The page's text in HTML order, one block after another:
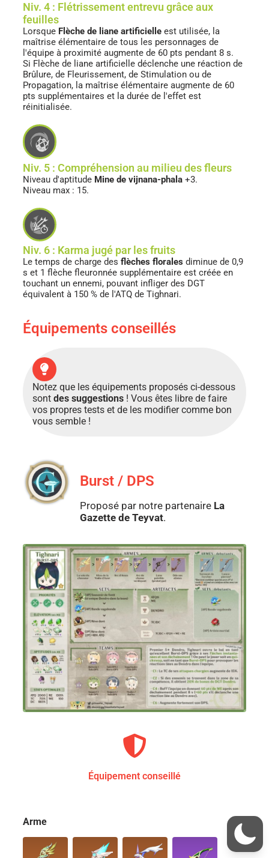
Niv. 4 : Flétrissement entrevu grâce aux
feuilles
Lorsque Flèche de liane artificielle est utilisée, la
maîtrise élémentaire de tous les personnages de
l'équipe à proximité augmente de 60 pts pendant 8 s.
Si Flèche de liane artificielle déclenche une réaction de
Brûlure, de Fleurissement, de Stimulation ou de
Propagation, la maîtrise élémentaire augmente de 60
pts supplémentaires et la durée de l'effet est
réinitialisée.
Niv. 5 : Compréhension au milieu des fleurs
Niveau d'aptitude Mine de vijnana-phala +3.
Niveau max : 15.
Niv. 6 : Karma jugé par les fruits
Le temps de charge des flèches florales diminue de 0,9
s et 1 flèche fleuronnée supplémentaire est créée en
touchant un ennemi, pouvant infliger des DGT
équivalent à 150 % de l'ATQ de Tighnari.
Équipements conseillés
Notez que les équipements proposés ci-dessous
sont des suggestions ! Vous êtes libre de faire
vos propres tests et de les modifier comme bon
vous semble !
Burst / DPS
Proposé par notre partenaire La
Gazette de Teyvat.
Équipement conseillé
Arme